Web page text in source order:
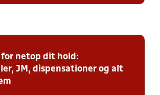
netop dit hold:
JM, dispensationer og alt